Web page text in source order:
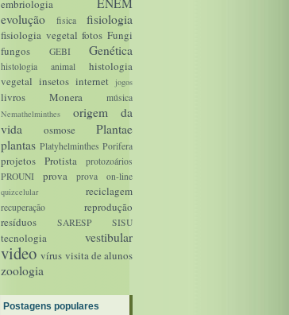
embriologia
ENEM
evolução
fisica fisiologia
fisiologia vegetal fotos Fungi
fungos
GEBI Genética
histologia animal
histologia
vegetal insetos internet jogos
livros Monera música
Nemathelminthes
origem da
vida
osmose
Plantae
plantas Platyhelminthes Porifera
projetos Protista
protozoários
PROUNI
prova prova on-line
quizcelular reciclagem
recuperação
reprodução
resíduos
SARESP SISU
tecnologia vestibular
video vírus visita de alunos
zoologia
Postagens populares